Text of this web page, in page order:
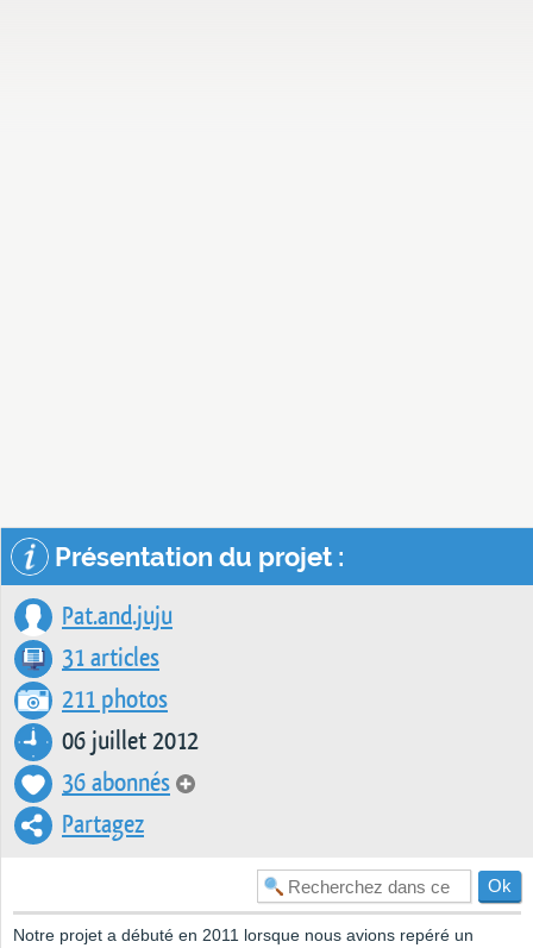
Présentation du projet :
Pat.and.juju
31 articles
211 photos
06 juillet 2012
36 abonnés
Partagez
Notre projet a débuté en 2011 lorsque nous avions repéré un